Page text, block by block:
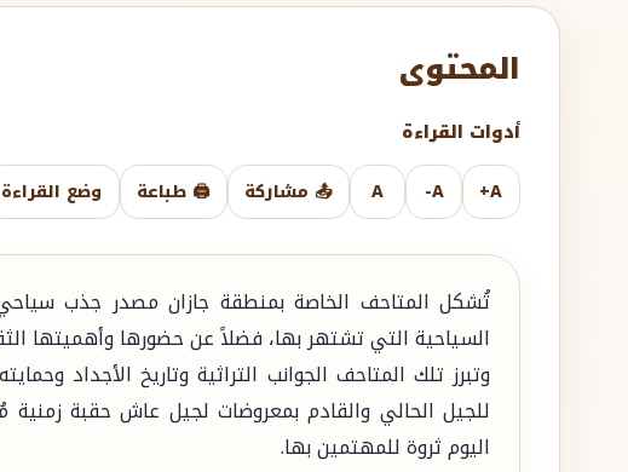
المحتوى
أدوات القراءة
A+
A-
A 📤 مشاركة 🖨️ طباعة وضع القراءة
تُشكل المتاحف الخاصة بمنطقة جازان مصدر جذب
السياحية التي تشتهر بها، فضلاً عن حضورها وأهميتها
وتبرز تلك المتاحف الجوانب التراثية وتاريخ الأجداد
للجيل الحالي والقادم بمعروضات لجيل عاش حقبة
اليوم ثروة للمهتمين بها.